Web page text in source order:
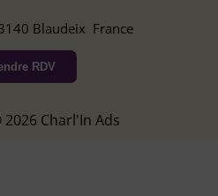
Blaudeix France
RDV
Charl'In Ads